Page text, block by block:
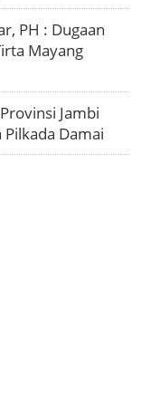
PH : Dugaan
Mayang
Jambi
Damai